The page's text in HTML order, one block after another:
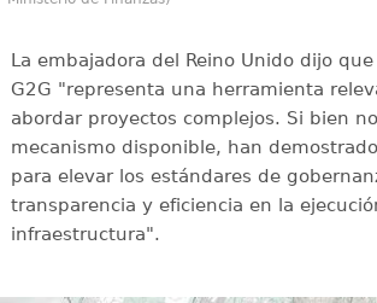
La embajadora del Reino Unido dijo
G2G "representa una herramienta
abordar proyectos complejos. Si bien
mecanismo disponible, han
para elevar los estándares de
transparencia y eficiencia en la
infraestructura".